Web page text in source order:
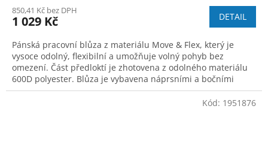
850,41 Kč bez DPH
1 029 Kč DETAIL
Pánská pracovní blůza z materiálu Move & Flex, který je
vysoce odolný, flexibilní a umožňuje volný pohyb bez
omezení. Část předloktí je zhotovena z odolného materiálu
600D polyester. Blůza je vybavena náprsními a bočními
kapsami na zip. Pas a rukávy
Kód: 1951876